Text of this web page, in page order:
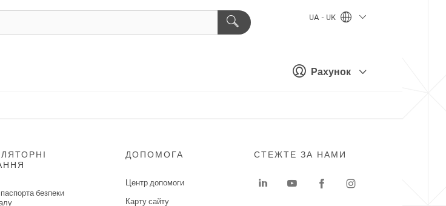
Рахунок
UA - UK
безпеки
ДОПОМОГА
Центр допомоги
Карту сайту
СТЕЖТЕ ЗА НАМИ